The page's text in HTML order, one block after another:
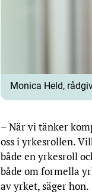
Monica Held,
– När vi tänker
oss i yrkesrollen.
både en yrkesroll
både om formella
av yrket, säger hon.